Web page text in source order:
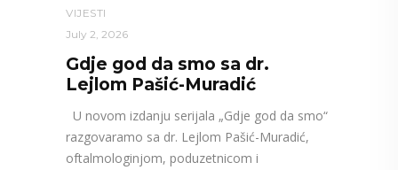
VIJESTI
July 2, 2026
Gdje god da smo sa dr.
Lejlom Pašić-Muradić
U novom izdanju serijala „Gdje god da smo“
razgovaramo sa dr. Lejlom Pašić-Muradić,
oftalmologinjom, poduzetnicom i